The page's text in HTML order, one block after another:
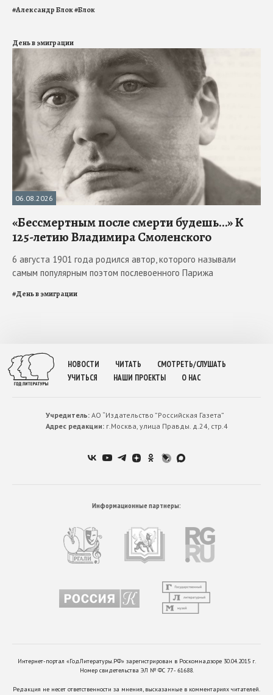
#Александр Блок#Блок
День в эмиграции
06.08.2026
«Бессмертным после смерти будешь…» К
125-летию Владимира Смоленского
6 августа 1901 года родился автор, которого называли
самым популярным поэтом послевоенного Парижа
#День в эмиграции
НОВОСТИ ЧИТАТЬ
СМОТРЕТЬ/СЛУШАТЬ
УЧИТЬСЯ
НАШИ ПРОЕКТЫ О НАС
Учредитель:АО “Издательство ”Российская Газета”
Адрес редакции:г.Москва, улица Правды. д.24, стр.4
Информационные партнеры:
Интернет-портал «ГодЛитературы.РФ» зарегистрирован в Роскомнадзоре 30.04.2015 г.
Номер свидетельства ЭЛ № ФС 77 - 61688.
Редакция не несет ответственности за мнения, высказанные в комментариях читателей.